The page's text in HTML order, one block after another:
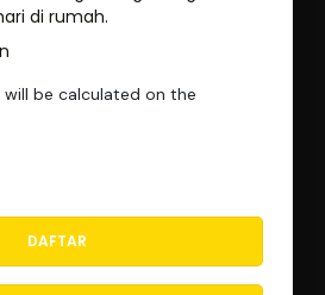
di rumah.
will be calculated on the
DAFTAR